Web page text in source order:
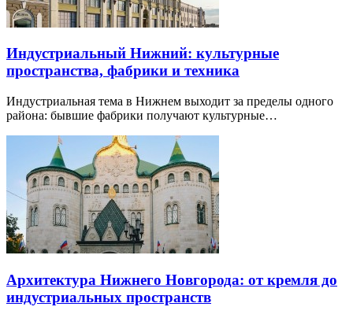
Индустриальный Нижний: культурные
пространства, фабрики и техника
Индустриальная тема в Нижнем выходит за пределы одного
района: бывшие фабрики получают культурные…
Архитектура Нижнего Новгорода: от кремля до
индустриальных пространств